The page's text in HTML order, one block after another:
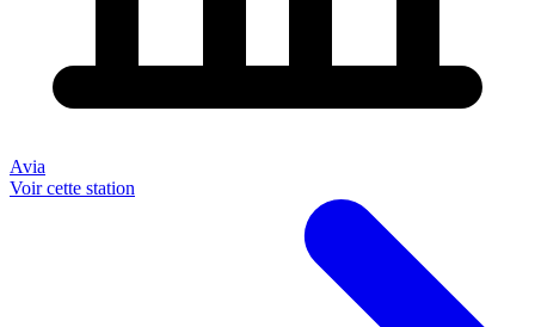
Avia
Voir cette station